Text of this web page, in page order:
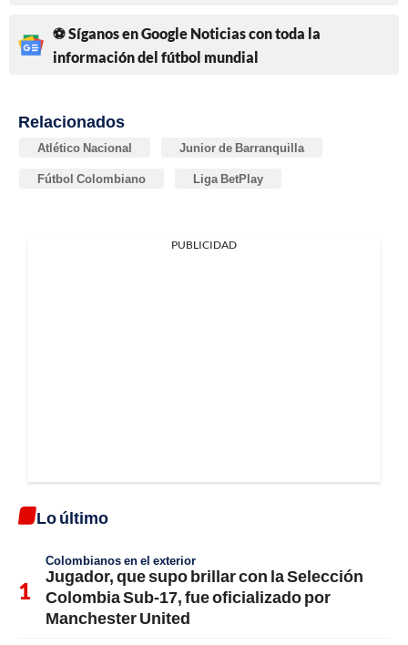
⚽ Síganos en Google Noticias con toda la
información del fútbol mundial
Relacionados
Atlético Nacional Junior de Barranquilla
Fútbol Colombiano Liga BetPlay
PUBLICIDAD
Lo último
Colombianos en el exterior
Jugador, que supo brillar con la Selección
Colombia Sub-17, fue oficializado por
Manchester United